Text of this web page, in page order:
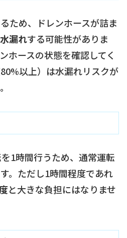
ため、ドレンホースが詰ま
漏れする可能性がありま
ホースの状態を確認してく
以上）は水漏れリスクが
1時間行うため、通常運転
。ただし1時間程度であれ
と大きな負担にはなりませ